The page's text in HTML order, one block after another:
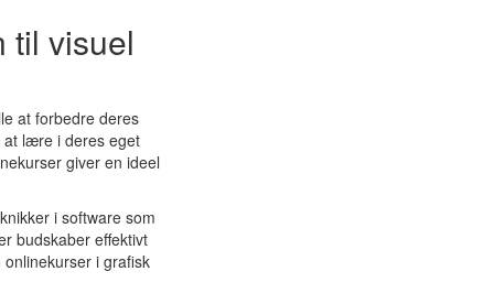
til visuel
at forbedre deres
at lære i deres eget
giver en ideel
i software som
budskaber effektivt
i grafisk